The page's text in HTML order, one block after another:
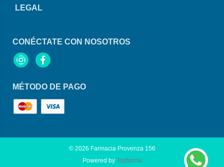
LEGAL
CONÉCTATE CON NOSOTROS
InstagramFacebook
MÉTODO DE PAGO
© 2026 Farmacia Provenza 156
Powered by Topfarma